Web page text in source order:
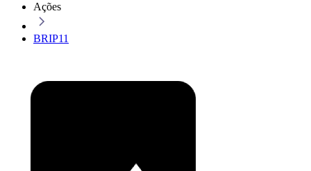
Ações
BRIP11